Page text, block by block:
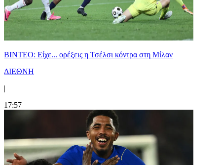
BINTEO: Είχε... ορέξεις η Τσέλσι κόντρα στη Μίλαν
ΔΙΕΘΝΗ
|
17:57